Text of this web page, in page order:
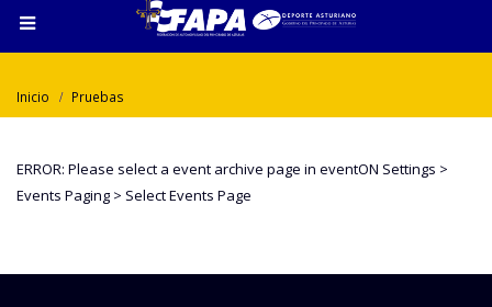
Inicio Pruebas
ERROR: Please select a event archive page in eventON Settings >
Events Paging > Select Events Page